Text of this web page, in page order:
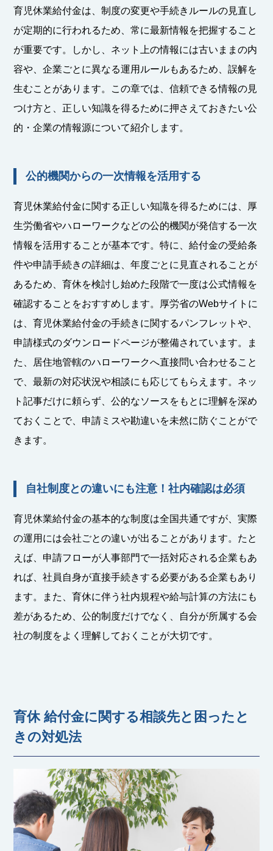
育児休業給付金は、制度の変更や手続きルールの見直し
が定期的に行われるため、常に最新情報を把握すること
が重要です。しかし、ネット上の情報には古いままの内
容や、企業ごとに異なる運用ルールもあるため、誤解を
生むことがあります。この章では、信頼できる情報の見
つけ方と、正しい知識を得るために押さえておきたい公
的・企業の情報源について紹介します。
公的機関からの一次情報を活用する
育児休業給付金に関する正しい知識を得るためには、厚
生労働省やハローワークなどの公的機関が発信する一次
情報を活用することが基本です。特に、給付金の受給条
件や申請手続きの詳細は、年度ごとに見直されることが
あるため、育休を検討し始めた段階で一度は公式情報を
確認することをおすすめします。厚労省のWebサイトに
は、育児休業給付金の手続きに関するパンフレットや、
申請様式のダウンロードページが整備されています。ま
た、居住地管轄のハローワークへ直接問い合わせること
で、最新の対応状況や相談にも応じてもらえます。ネッ
ト記事だけに頼らず、公的なソースをもとに理解を深め
ておくことで、申請ミスや勘違いを未然に防ぐことがで
きます。
自社制度との違いにも注意！社内確認は必須
育児休業給付金の基本的な制度は全国共通ですが、実際
の運用には会社ごとの違いが出ることがあります。たと
えば、申請フローが人事部門で一括対応される企業もあ
れば、社員自身が直接手続きする必要がある企業もあり
ます。また、育休に伴う社内規程や給与計算の方法にも
差があるため、公的制度だけでなく、自分が所属する会
社の制度をよく理解しておくことが大切です。
育休 給付金に関する相談先と困ったと
きの対処法